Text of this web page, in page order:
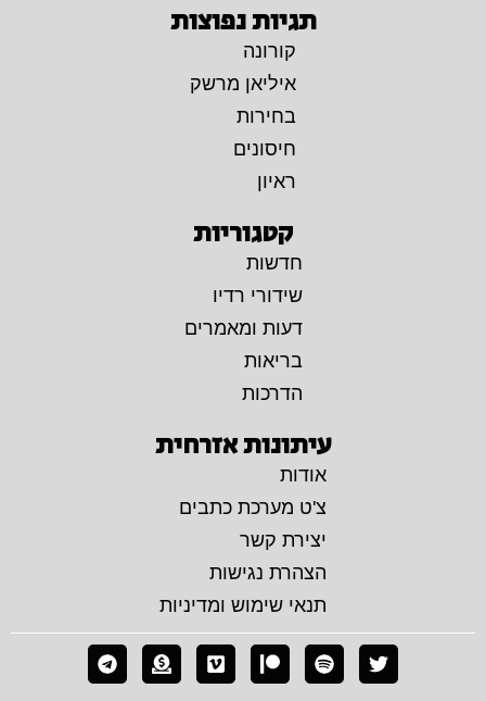
תגיות נפוצות
קורונה
איליאן מרשק
בחירות
חיסונים
ראיון
קטגוריות
חדשות
שידורי רדיו
דעות ומאמרים
בריאות
הדרכות
עיתונות אזרחית
אודות
צ'ט מערכת כתבים
יצירת קשר
הצהרת נגישות
תנאי שימוש ומדיניות